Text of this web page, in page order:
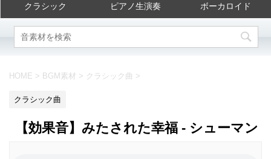
ご利用規約
お問合せ
クラシック ピアノ生演奏 ボーカロイド
HOME > BGM素材 > クラシック曲 >
クラシック曲
【効果音】みたされた幸福 - シューマン